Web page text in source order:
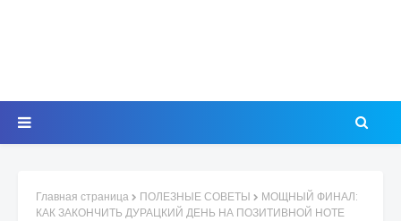
Главная страница ПОЛЕЗНЫЕ СОВЕТЫ
МОЩНЫЙ ФИНАЛ:
КАК ЗАКОНЧИТЬ ДУРАЦКИЙ ДЕНЬ НА ПОЗИТИВНОЙ НОТЕ